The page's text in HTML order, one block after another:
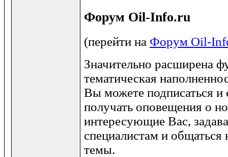
Форум Oil-Info.ru
(перейти на Форум Oil-
Значительно расширена
тематическая
Вы можете подписаться и
получать оповещения о
интересующие Вас,
специалистам и
темы.